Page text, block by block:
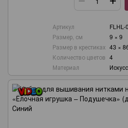
Артикул
FLHL-
Размер, см
9 × 9
Размер в крестиках 43 ×
Количество цветов 4
Материал